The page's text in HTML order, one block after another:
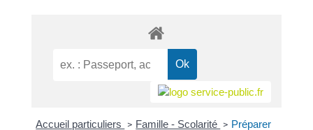
Accueil particuliers > Famille - Scolarité > Préparer